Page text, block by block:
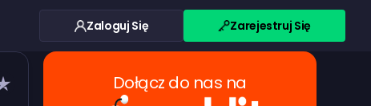
Zaloguj Się Zarejestruj Się
Dołącz do nas na